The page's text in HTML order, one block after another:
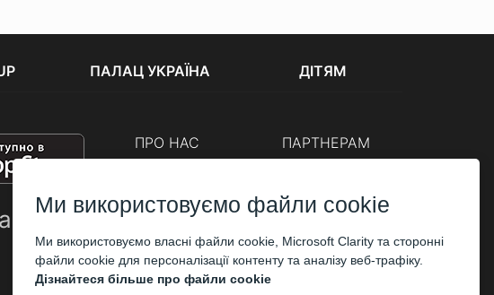
ПАЛАЦ УКРАЇНА ДІТЯМ
ПРО НАС ПАРТНЕРАМ
Корпоративним клієнтам
Ми використовуємо файли cookie
Ми використовуємо власні файли cookie, Microsoft Clarity та сторонні
файли cookie для персоналізації контенту та аналізу веб-трафіку.
Дізнайтеся більше про файли cookie